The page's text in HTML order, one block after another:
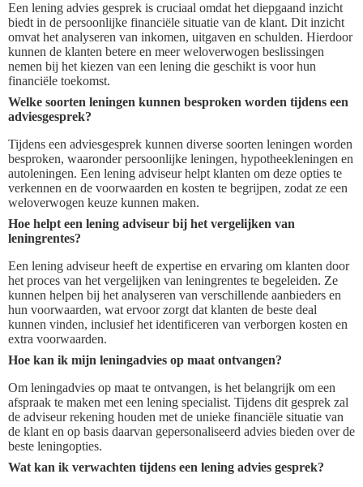
Een lening advies gesprek is cruciaal omdat het diepgaand inzicht
biedt in de persoonlijke financiële situatie van de klant. Dit inzicht
omvat het analyseren van inkomen, uitgaven en schulden. Hierdoor
kunnen de klanten betere en meer weloverwogen beslissingen
nemen bij het kiezen van een lening die geschikt is voor hun
financiële toekomst.
Welke soorten leningen kunnen besproken worden tijdens een
adviesgesprek?
Tijdens een adviesgesprek kunnen diverse soorten leningen worden
besproken, waaronder persoonlijke leningen, hypotheekleningen en
autoleningen. Een lening adviseur helpt klanten om deze opties te
verkennen en de voorwaarden en kosten te begrijpen, zodat ze een
weloverwogen keuze kunnen maken.
Hoe helpt een lening adviseur bij het vergelijken van
leningrentes?
Een lening adviseur heeft de expertise en ervaring om klanten door
het proces van het vergelijken van leningrentes te begeleiden. Ze
kunnen helpen bij het analyseren van verschillende aanbieders en
hun voorwaarden, wat ervoor zorgt dat klanten de beste deal
kunnen vinden, inclusief het identificeren van verborgen kosten en
extra voorwaarden.
Hoe kan ik mijn leningadvies op maat ontvangen?
Om leningadvies op maat te ontvangen, is het belangrijk om een
afspraak te maken met een lening specialist. Tijdens dit gesprek zal
de adviseur rekening houden met de unieke financiële situatie van
de klant en op basis daarvan gepersonaliseerd advies bieden over de
beste leningopties.
Wat kan ik verwachten tijdens een lening advies gesprek?